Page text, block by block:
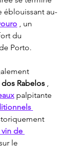
éblouissant au-
, un
du
Porto.
dos Rabelos ,
palpitante
vin de
le